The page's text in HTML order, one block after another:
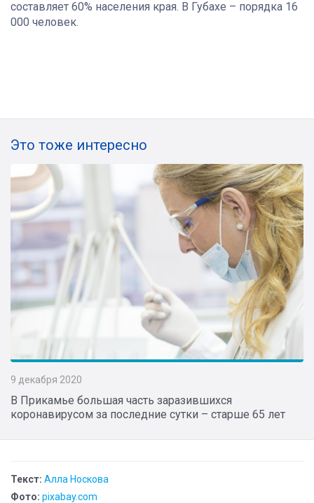
составляет 60% населения края. В Губахе – порядка 16
000 человек.
Это тоже интересно
9 декабря 2020
В Прикамье большая часть заразившихся
коронавирусом за последние сутки – старше 65 лет
Текст: Алла Носкова
Фото: pixabay.com